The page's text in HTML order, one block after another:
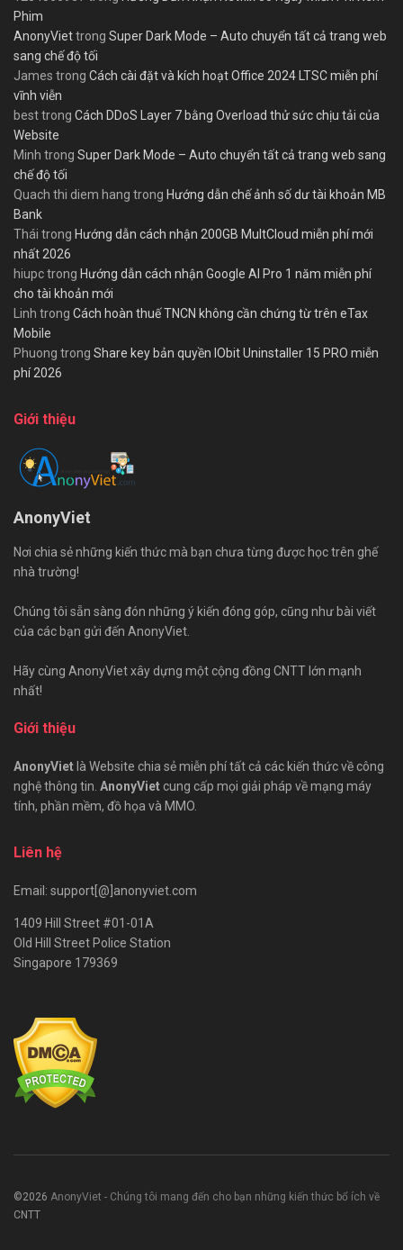
Phim
AnonyViettrong Super Dark Mode – Auto chuyển tất cả trang web
sang chế độ tối
James trong Cách cài đặt và kích hoạt Office 2024 LTSC miễn phí
vĩnh viễn
besttrong Cách DDoS Layer 7 bằng Overload thử sức chịu tải của
Website
Minh trong Super Dark Mode – Auto chuyển tất cả trang web sang
chế độ tối
Quach thi diem hang trong Hướng dẫn chế ảnh số dư tài khoản MB
Bank
Thái trong Hướng dẫn cách nhận 200GB MultCloud miễn phí mới
nhất 2026
hiupctrong Hướng dẫn cách nhận Google AI Pro 1 năm miễn phí
cho tài khoản mới
Linh trong Cách hoàn thuế TNCN không cần chứng từ trên eTax
Mobile
Phuong trong Share key bản quyền IObit Uninstaller 15 PRO miễn
phí 2026
Giới thiệu
AnonyViet
Nơi chia sẻ những kiến thức mà bạn chưa từng được học trên ghế
nhà trường!
Chúng tôi sẵn sàng đón những ý kiến đóng góp, cũng như bài viết
của các bạn gửi đến AnonyViet.
Hãy cùng AnonyViet xây dựng một cộng đồng CNTT lớn mạnh
nhất!
Giới thiệu
AnonyViet là Website chia sẻ miễn phí tất cả các kiến thức về công
nghệ thông tin. AnonyViet cung cấp mọi giải pháp về mạng máy
tính, phần mềm, đồ họa và MMO.
Liên hệ
Email: support[@]anonyviet.com
1409 Hill Street #01-01A
Old Hill Street Police Station
Singapore 179369
©2026 AnonyViet - Chúng tôi mang đến cho bạn những kiến thức bổ ích về
CNTT